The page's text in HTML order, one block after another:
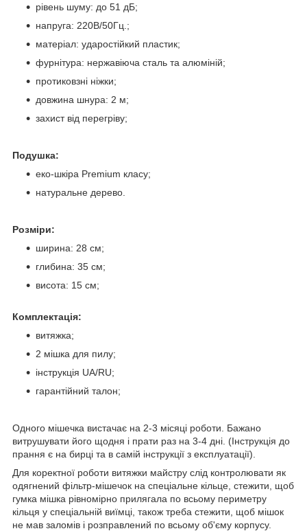
рівень шуму: до 51 дБ;
напруга: 220В/50Гц.;
матеріал: ударостійкий пластик;
фурнітура: нержавіюча сталь та алюміній;
протиковзні ніжки;
довжина шнура: 2 м;
захист від перегріву;
Подушка:
еко-шкіра Premium класу;
натуральне дерево.
Розміри:
ширина: 28 см;
глибина: 35 см;
висота: 15 см;
Комплектація:
витяжка;
2 мішка для пилу;
інструкція UA/RU;
гарантійний талон;
Одного мішечка вистачає на 2-3 місяці роботи. Бажано
витрушувати його щодня і прати раз на 3-4 дні. (Інструкція до
прання є на бирці та в самій інструкції з експлуатації).
Для коректної роботи витяжки майстру слід контролювати як
одягнений фільтр-мішечок на спеціальне кільце, стежити, щоб
гумка мішка рівномірно прилягала по всьому периметру
кільця у спеціальній виїмці, також треба стежити, щоб мішок
не мав заломів і розправлений по всьому об'єму корпусу.